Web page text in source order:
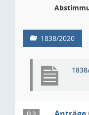
1838/2020
Ö 3